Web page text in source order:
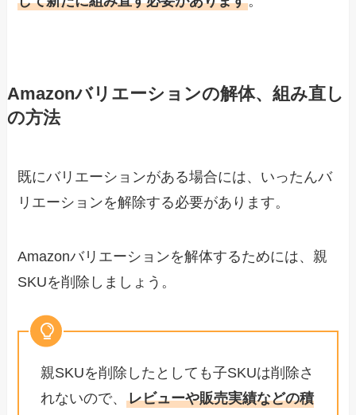
Amazonバリエーションの解体、組み直し
の方法
既にバリエーションがある場合には、いったんバ
リエーションを解除する必要があります。
Amazonバリエーションを解体するためには、親
SKUを削除しましょう。
親SKUを削除したとしても子SKUは削除さ
れないので、レビューや販売実績などの積